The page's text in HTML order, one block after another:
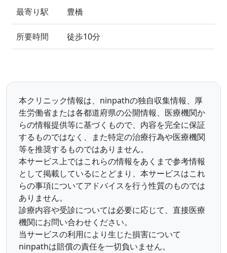
最寄り駅 豊橋
所要時間 徒歩10分
本クリニック情報は、ninpathの独自収集情報、厚
生労働省または各都道府県の公開情報、医療機関か
らの情報提供等に基づくもので、内容を完全に保証
するものではなく、また特定の治療行為や医療機関
等を推奨するものではありません。
本サービス上ではこれらの情報をあくまで参考情報
として掲載しているにとどまり、本サービスはこれ
らの事項についてアドバイスを行う性質のものでは
ありません。
診療内容や受診については必要に応じて、直接医療
機関にお問い合わせください。
当サービスの利用により生じた損害について
ninpathは賠償の責任を一切負いません。